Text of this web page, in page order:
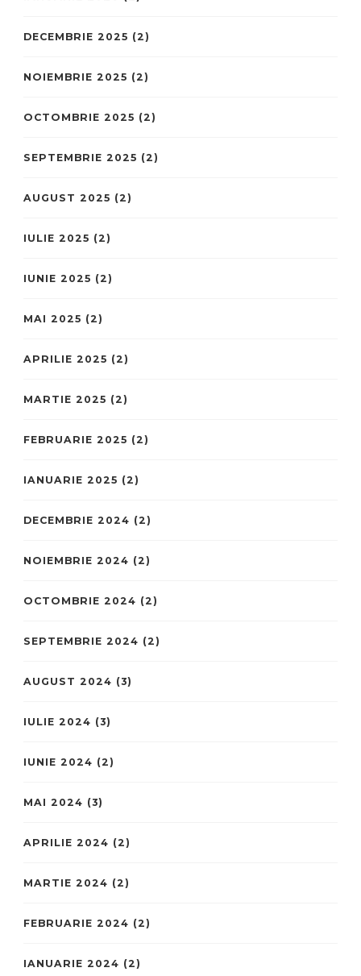
DECEMBRIE 2025 (2)
NOIEMBRIE 2025 (2)
OCTOMBRIE 2025 (2)
SEPTEMBRIE 2025 (2)
AUGUST 2025 (2)
IULIE 2025 (2)
IUNIE 2025 (2)
MAI 2025 (2)
APRILIE 2025 (2)
MARTIE 2025 (2)
FEBRUARIE 2025 (2)
IANUARIE 2025 (2)
DECEMBRIE 2024 (2)
NOIEMBRIE 2024 (2)
OCTOMBRIE 2024 (2)
SEPTEMBRIE 2024 (2)
AUGUST 2024 (3)
IULIE 2024 (3)
IUNIE 2024 (2)
MAI 2024 (3)
APRILIE 2024 (2)
MARTIE 2024 (2)
FEBRUARIE 2024 (2)
IANUARIE 2024 (2)